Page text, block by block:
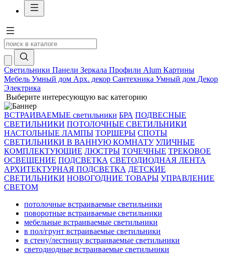
Светильники Панели Зеркала Профили Alum Картины
Мебель Умный дом Арх. декор Сантехника Умный дом Декор
Электрика
Выберите интересующую вас категорию
ВСТРАИВАЕМЫЕ светильники БРА ПОДВЕСНЫЕ
СВЕТИЛЬНИКИ ПОТОЛОЧНЫЕ СВЕТИЛЬНИКИ
НАСТОЛЬНЫЕ ЛАМПЫ ТОРШЕРЫ СПОТЫ
СВЕТИЛЬНИКИ В ВАННУЮ КОМНАТУ УЛИЧНЫЕ
КОМПЛЕКТУЮЩИЕ ЛЮСТРЫ ТОЧЕЧНЫЕ ТРЕКОВОЕ
ОСВЕЩЕНИЕ ПОДСВЕТКА СВЕТОДИОДНАЯ ЛЕНТА
АРХИТЕКТУРНАЯ ПОДСВЕТКА ДЕТСКИЕ
СВЕТИЛЬНИКИ НОВОГОДНИЕ ТОВАРЫ УПРАВЛЕНИЕ
СВЕТОМ
потолочные встраиваемые светильники
поворотные встраиваемые светильники
мебельные встраиваемые светильники
в пол/грунт встраиваемые светильники
в стену/лестницу встраиваемые светильники
светодиодные встраиваемые светильники